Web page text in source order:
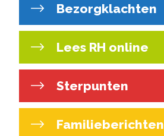
Bezorgklachten
Lees RH online
Sterpunten
Familieberichten